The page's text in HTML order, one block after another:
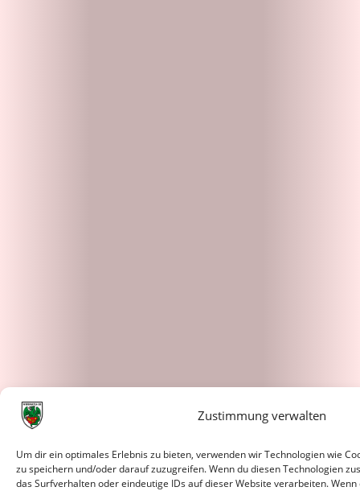
Zustimmung verwalten
Um dir ein optimales Erlebnis zu bieten, verwenden wir Technologien wie
zu speichern und/oder darauf zuzugreifen. Wenn du diesen Technologien
das Surfverhalten oder eindeutige IDs auf dieser Website verarbeiten.